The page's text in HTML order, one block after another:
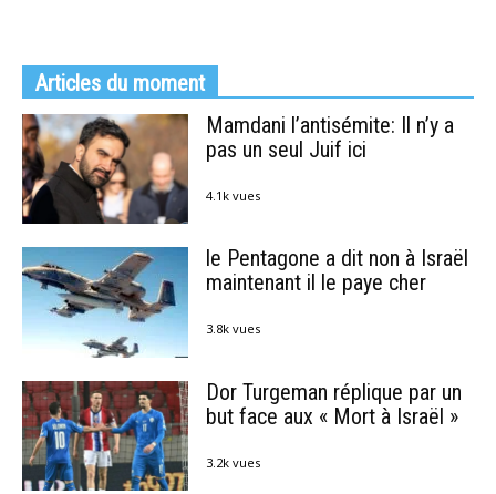
Articles du moment
Mamdani l’antisémite: Il n’y a
pas un seul Juif ici
4.1k vues
le Pentagone a dit non à Israël
maintenant il le paye cher
3.8k vues
Dor Turgeman réplique par un
but face aux « Mort à Israël »
3.2k vues